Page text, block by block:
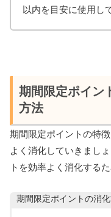
以内を目安に使用し
期間限定ポイン
方法
期間限定ポイントの特
よく消化していきまし
トを効率よく消化する
期間限定ポイントの消